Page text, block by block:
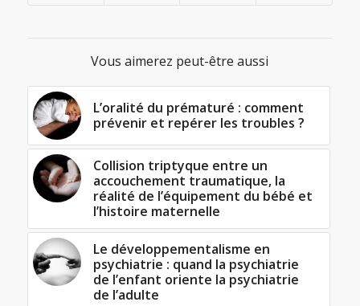
Vous aimerez peut-être aussi
L’oralité du prématuré : comment
prévenir et repérer les troubles ?
Collision triptyque entre un
accouchement traumatique, la
réalité de l’équipement du bébé et
l’histoire maternelle
Le développementalisme en
psychiatrie : quand la psychiatrie
de l’enfant oriente la psychiatrie
de l’adulte